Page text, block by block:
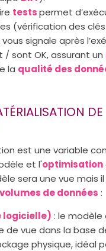
testspermet
(vérification des
signale après
sont OK, assurant un
la qualité des
est une variable
et l'optimisation
sera une vue mais
volumes de données :
logicielle) : le
de vue dans la base
physique, idéal